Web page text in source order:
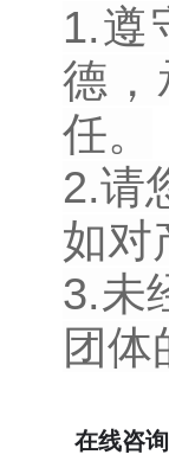
1.遵
德，
任。
2.请
如对
3.未
团
在线咨询